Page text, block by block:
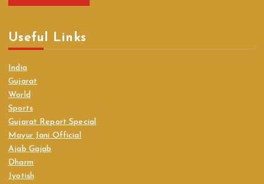
Useful Links
India
Gujarat
World
Sports
Gujarat Report Special
Mayur Jani Official
Ajab Gajab
Dharm
Jyotish